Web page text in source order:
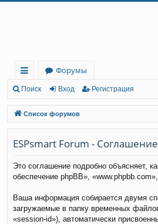
с
ы
лк
и
Форумы
Поиск Вход Регистрация
Список форумов
ESPsmart Forum -
Это соглашение подробно объясняет,
обеспечение phpBB»,
Ваша информация собирается двумя
загружаемые в папку временных
«session-id»), автоматически